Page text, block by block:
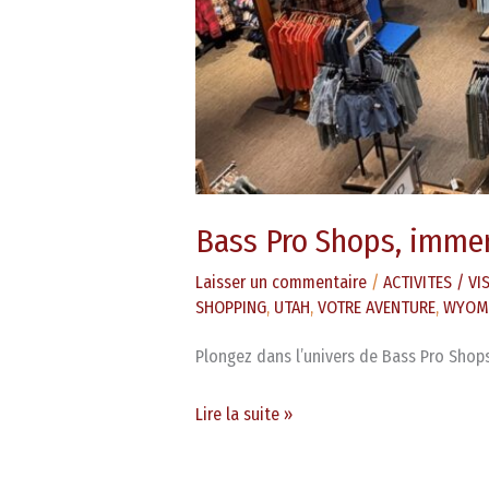
Bass Pro Shops,
Laisser un commentaire / ACTIVITES /
SHOPPING, UTAH, VOTRE AVENTURE,
Plongez dans l’univers de Bass Pro
Lire la suite »